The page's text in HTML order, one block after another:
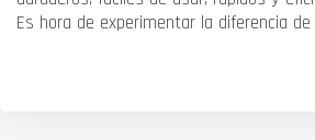
Es hora de experimentar la diferencia de